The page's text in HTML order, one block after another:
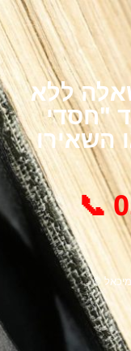
ללא
"חסדי
השאירו
©